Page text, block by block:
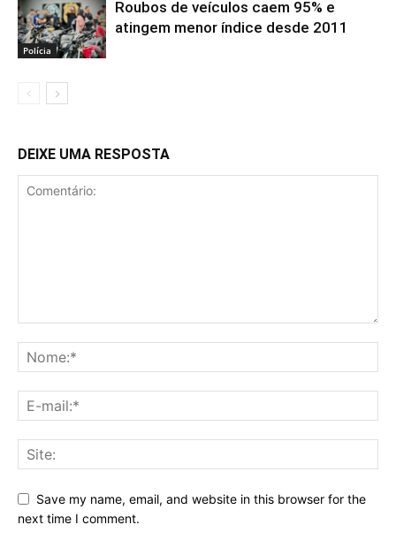
Polícia
Roubos de veículos caem 95% e
atingem menor índice desde 2011
DEIXE UMA RESPOSTA
Save my name, email, and website in this browser for the
next time I comment.